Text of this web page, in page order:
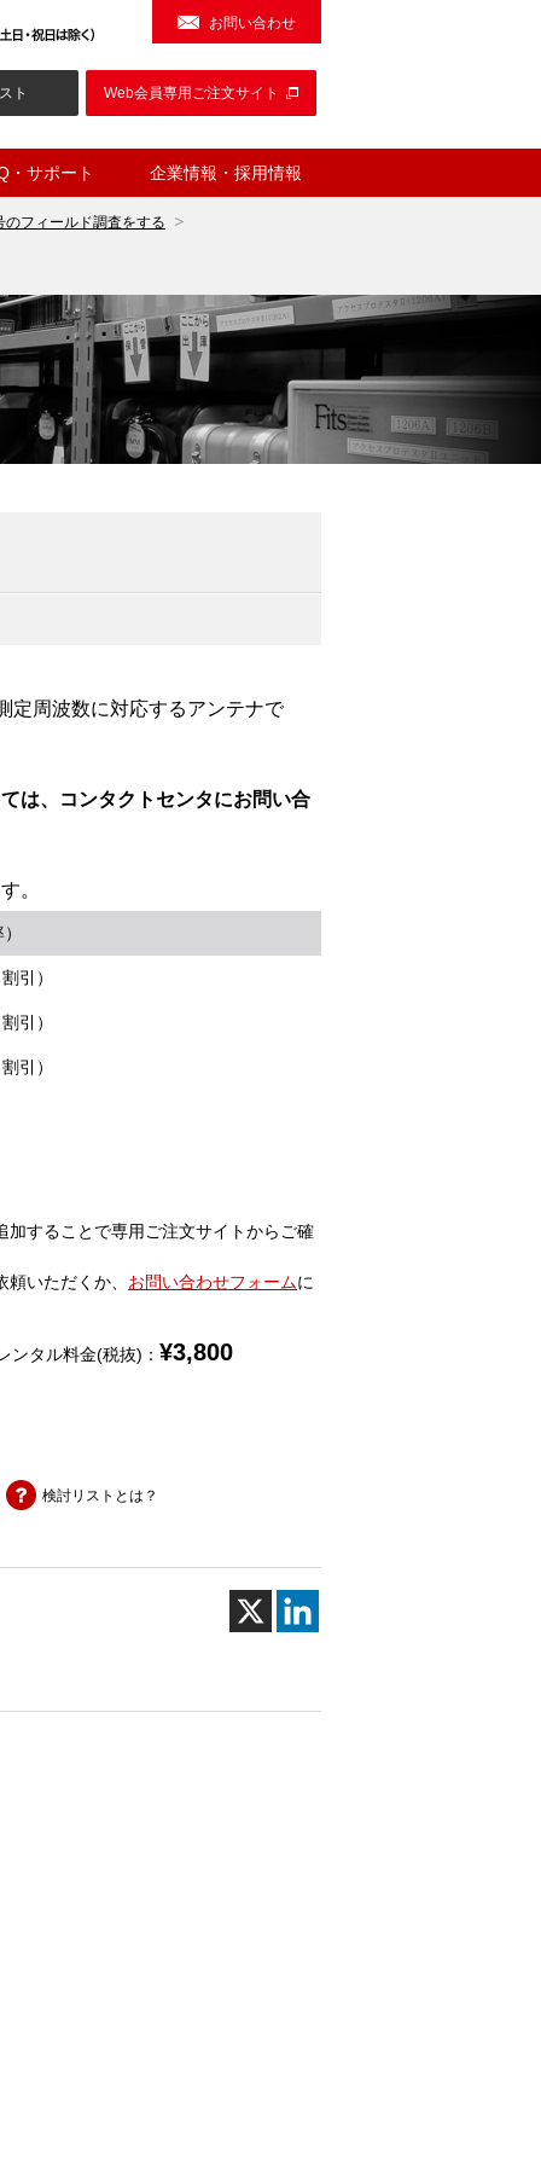
お問い合わせ
ト Web会員専用ご注文サイト
・サポート 企業情報・採用情報
のフィールド調査をする
周波数に対応するアンテナで
は、コンタクトセンタにお問い合
。
引）
引）
引）
加することで専用ご注文サイトからご確
いただくか、 お問い合わせフォームに
ンタル料金(税抜)： ¥3,800
検討リストとは？